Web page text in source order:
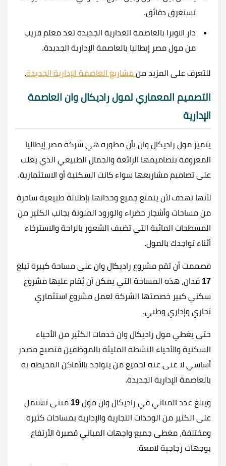
تستغرق دقائق.
دار الاوبرا بالعاصمة الغدارية الجديدة تعد معلم قريب
من مول مصر إيطاليا بالعاصمة الإدارية الجديدة.
للتعرف على المزيد من مشاريع العاصمة الإدارية الجديدة.
التصميم المعماري لمول راديكال وان العاصمة
الإدارية
يتميز مول راديكال وان بأن مطوره هي شركة مصر إيطاليا
المعروفة بتصاميمها الرائعة والجمال الطبيعي الذي يغلب
على تصاميم مشاريعها سواء كانت السكنية أو الاستثمارية.
لأنها تهدف لأن يتمتع جميع وحداتها بإطلالة طبيعية ساحرة
من مساحات وأشجار خضراء والورود الملونة بجانب الكثير من
المسطحات المائية التي تضيف الشعور بالراحة والاسترخاء
أثناء تواجدك بالمول.
فصممت أن تقم مشروع راديكال وان على مساحة كبيرة تبلغ
17 فدان، هذه المساحة التي يمكن أن يُقام عليها مشروع
سكني كبير خصصتها الشركة لعمل مشروع استثماري
تجاري وإداري وطبي.
حتى يغطي مول راديكال وان خدمات الكثير من الأحياء
السكنية والأحياء النشطة المليئة بالموظفين فتصبح مصدر
أساسي لا غنى عنه لجميع من يتواجد بالأماكن المحيطه به
بالعاصمة الإدارية الجديدة.
ويبلغ عدد المباني في راديكال وان مول 19 مبنى تشتمل
على الكثير من الوحدات التجارية والإدارية بمساحات كثيرة
ومختلفة، مغطى جميع واجهات المباني قصيرة الأرتفاع
بوجهات زجاجية لامعة.